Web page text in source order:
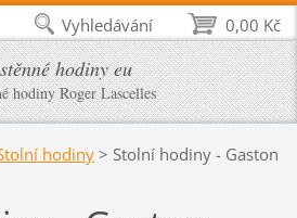
hodiny eu
hodiny Roger Lascelles
hodiny > Stolní hodiny - Gaston
0,00 Kč
Vyhledávání